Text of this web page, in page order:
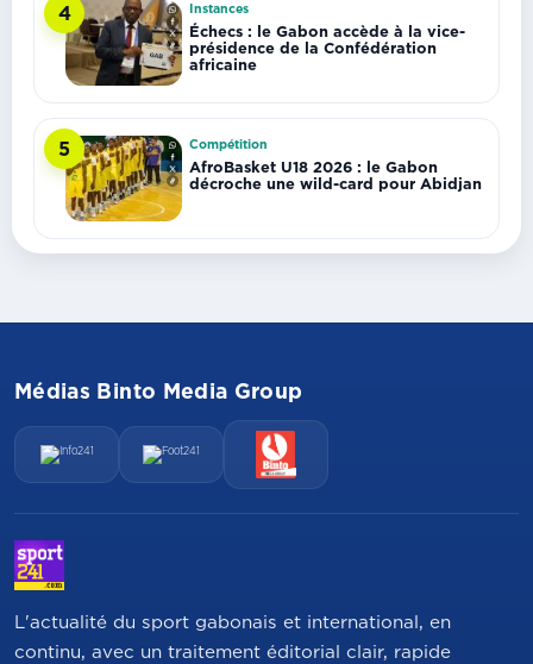
4 Instances
Échecs : le Gabon accède à la vice-
présidence de la Confédération
africaine
5 Compétition
AfroBasket U18 2026 : le Gabon
décroche une wild-card pour Abidjan
Médias Binto Media Group
L'actualité du sport gabonais et international, en
continu, avec un traitement éditorial clair, rapide